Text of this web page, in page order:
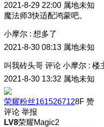
2021-8-29 22:00 属地未知
魔法师3快适配鸿蒙吧。
小摩尔 : 想多了
2021-8-30 08:13 属地未知
叫我砖头哥 评论 小摩尔 : 楼
2021-8-30 13:32 属地未知
荣耀粉丝1615267128F 赞
评论 举报
LV8荣耀Magic2